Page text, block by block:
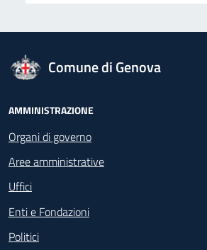
logo Unione Europea
Comune di Genova
Footer - Navigazione
AMMINISTRAZIONE
Organi di governo
Aree amministrative
Uffici
Enti e Fondazioni
Politici